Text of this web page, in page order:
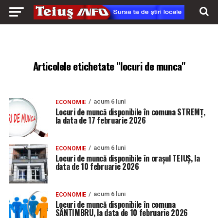
Articolele etichetate "locuri de munca"
ECONOMIE acum 6 luni
Locuri de muncă disponibile în comuna STREMȚ,
la data de 17 februarie 2026
ECONOMIE acum 6 luni
Locuri de muncă disponibile în orașul TEIUȘ, la
data de 10 februarie 2026
ECONOMIE acum 6 luni
Locuri de muncă disponibile în comuna
SÂNTIMBRU, la data de 10 februarie 2026